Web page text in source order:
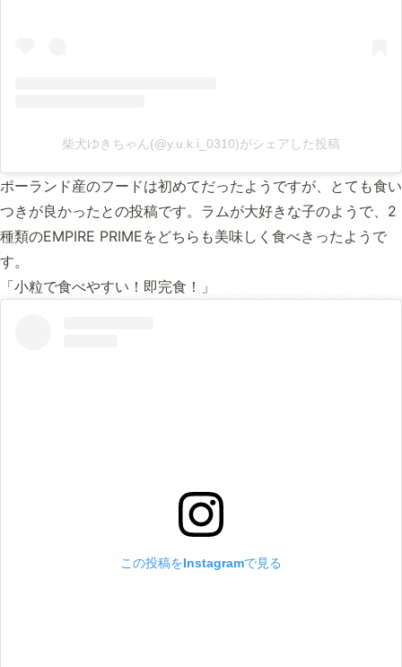
柴犬ゆきちゃん(@y.u.k.i_0310)がシェアした投稿
ポーランド産のフードは初めてだったようですが、とても食い
つきが良かったとの投稿です。ラムが大好きな子のようで、2
種類のEMPIRE PRIMEをどちらも美味しく食べきったようで
す。
「小粒で食べやすい！即完食！」
この投稿をInstagramで見る